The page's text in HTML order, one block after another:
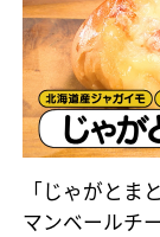
「じゃがとま
マンベールチ